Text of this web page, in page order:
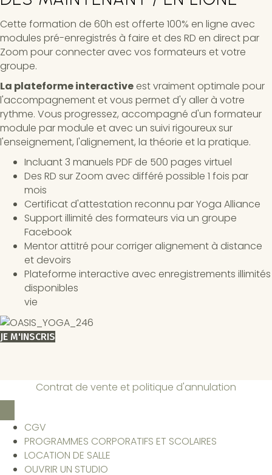
Cette formation de 60h est offerte 100% en ligne avec
modules pré-enregistrés à faire et des RD en direct par
Zoom pour connecter avec vos formateurs et votre
groupe.
La plateforme interactive est vraiment optimale pour
l'accompagnement et vous permet d'y aller à votre
rythme. Vous progressez, accompagné d'un formateur
module par module et avec un suivi rigoureux sur
l'enseignement, l'alignement, la théorie et la pratique.
Incluant 3 manuels PDF de 500 pages virtuel
Des RD sur Zoom avec différé possible 1 fois par
mois
Certificat d'attestation reconnu par Yoga Alliance
Support illimité des formateurs via un groupe
Facebook
Mentor attitré pour corriger alignement à distance
et devoirs
Plateforme interactive avec enregistrements illimités
disponibles
vie
JE M'INSCRIS
Contrat de vente et politique d'annulation
CGV
PROGRAMMES CORPORATIFS ET SCOLAIRES
LOCATION DE SALLE
OUVRIR UN STUDIO